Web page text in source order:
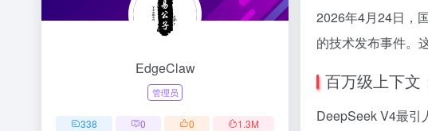
2026年4月24日，
的技术发布事件。
百万级上下文
DeepSeek V4最引
EdgeClaw
管理员
338 0 0 1.3M